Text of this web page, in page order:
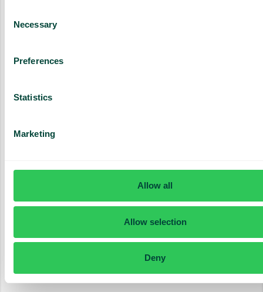
Selection
Necessary
Preferences
Statistics
Marketing
Allow all
Allow selection
Deny
fonctionnalités intelligentes
intelligentes
Application sur mobile et ordinateur
Chat et réunions vidéo
Téléphonie fixe et softphone
AI Assist (500 min)